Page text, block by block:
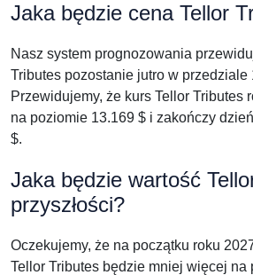
Jaka będzie cena Tellor
Nasz system prognozowania
Tributes pozostanie jutro w przedziale
Przewidujemy, że kurs Tellor Tributes
na poziomie 13.169 $ i zakończy
$.
Jaka będzie wartość
przyszłości?
Oczekujemy, że na początku roku
Tellor Tributes będzie mniej więcej na